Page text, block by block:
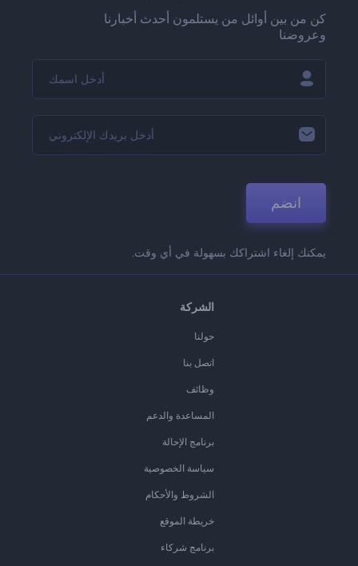
كن من بين أوائل من يستلمون أحدث أخبارنا
وعروضنا
انضم
يمكنك إلغاء اشتراكك بسهولة في أي وقت.
الشركة
حولنا
اتصل بنا
وظائف
المساعدة والدعم
برنامج الإحالة
سياسة الخصوصية
الشروط والأحكام
خريطة الموقع
برنامج شركاء